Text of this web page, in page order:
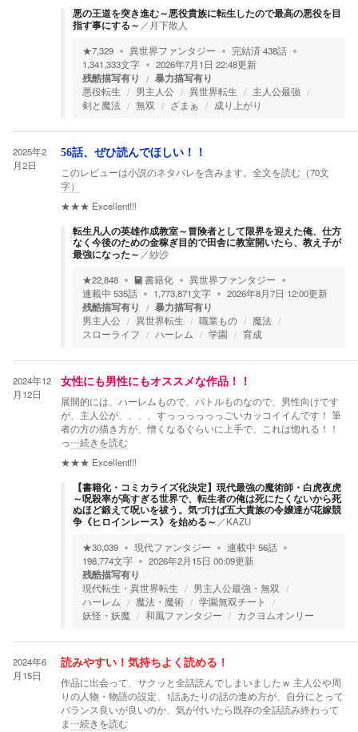
悪の王道を突き進む～悪役貴族に転生したので最高の悪役を目
指す事にする～ ／ 月下散人
★7,329 異世界ファンタジー 完結済438話
1,341,333文字 2026年7月1日 22:48更新
残酷描写有り 暴力描写有り
悪役転生 男主人公 異世界転生
主人公最強
剣と魔法
無双 ざまぁ 成り上がり
2025年2
月2日
56話、ぜひ読んでほしい！！
このレビューは小説のネタバレを含みます。 全文を読む（70文
字）
★★★ Excellent!!!
転生凡人の英雄作成教室～冒険者として限界を迎えた俺、仕方
なく今後のための金稼ぎ目的で田舎に教室開いたら、教え子が
最強になった～ ／紗沙
★22,848 書籍化
異世界ファンタジー
連載中 535話 1,773,871文字 2026年8月7日 12:00更新
残酷描写有り 暴力描写有り
男主人公 異世界転生 職業もの
魔法
スローライフ
ハーレム 学園 育成
2024年12
月12日
女性にも男性にもオススメな作品！！
展開的には、ハーレムもので、バトルものなので、男性向けです
が、主人公が、、、、すっっっっっっごいカッコイイんです！ 筆
者の方の描き方が、憎くなるぐらいに上手で、これは惚れる！！
っ…続きを読む
★★★ Excellent!!!
【書籍化・コミカライズ化決定】現代最強の魔術師・白虎夜虎
～呪殺率が高すぎる世界で、転生者の俺は死にたくないから死
ぬほど鍛えて呪いを祓う。気づけば五大貴族の令嬢達が花嫁競
争《ヒロインレース》を始める～ ／KAZU
★30,039 現代ファンタジー 連載中 56話
198,774文字 2026年2月15日 00:09更新
残酷描写有り
現代転生・異世界転生
男主人公最強・無双
ハーレム
魔法・魔術
学園無双チート
妖怪・妖魔
和風ファンタジー カクヨムオンリー
2024年6
月15日
読みやすい！気持ちよく読める！
作品に出会って、サクッと全話読んでしまいましたｗ 主人公や周
りの人物・物語の設定、1話あたりの話の進め方が、自分にとって
バランス良いが良いのか、気が付いたら既存の全話読み終わって
ま …続きを読む